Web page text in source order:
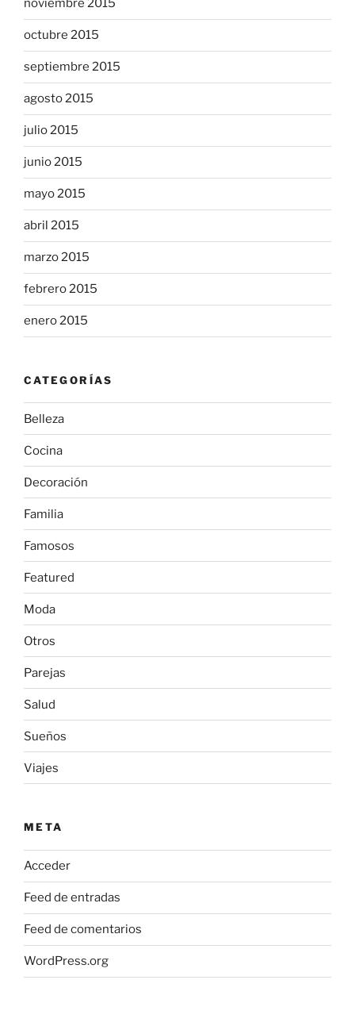
noviembre 2015
octubre 2015
septiembre 2015
agosto 2015
julio 2015
junio 2015
mayo 2015
abril 2015
marzo 2015
febrero 2015
enero 2015
CATEGORÍAS
Belleza
Cocina
Decoración
Familia
Famosos
Featured
Moda
Otros
Parejas
Salud
Sueños
Viajes
META
Acceder
Feed de entradas
Feed de comentarios
WordPress.org